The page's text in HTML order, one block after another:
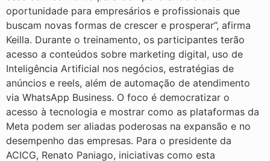
oportunidade para empresários e profissionais que
buscam novas formas de crescer e prosperar”, afirma
Keilla. Durante o treinamento, os participantes terão
acesso a conteúdos sobre marketing digital, uso de
Inteligência Artificial nos negócios, estratégias de
anúncios e reels, além de automação de atendimento
via WhatsApp Business. O foco é democratizar o
acesso à tecnologia e mostrar como as plataformas da
Meta podem ser aliadas poderosas na expansão e no
desempenho das empresas. Para o presidente da
ACICG, Renato Paniago, iniciativas como esta